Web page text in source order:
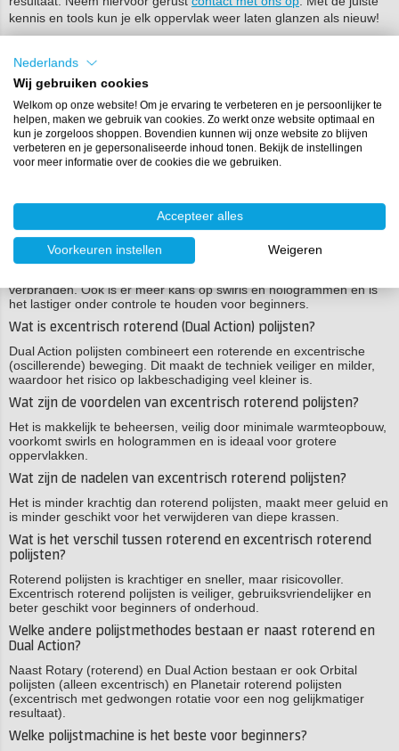
kennis en tools kun je elk oppervlak weer laten glanzen als nieuw!
Veelgestelde vragen
Wat is roterend polijsten?
Roterend polijsten betekent dat de polijstschijf uitsluitend om zijn
eigen as draait. Dit zorgt voor een krachtige polijstwerking
waarmee diepe krassen en oxidatie snel verwijderd worden.
maakt minder geluid dan excentrisch polijsten. Het geeft snel
resultaat bij grof polijsten.
Wat zijn de nadelen van roterend polijsten?
verbranden. Ook is er meer kans op swirls en hologrammen en is
het lastiger onder controle te houden voor beginners.
Wat is excentrisch roterend (Dual Action) polijsten?
Dual Action polijsten combineert een roterende en excentrische
(oscillerende) beweging. Dit maakt de techniek veiliger en milder,
waardoor het risico op lakbeschadiging veel kleiner is.
Wat zijn de voordelen van excentrisch roterend polijsten?
Het is makkelijk te beheersen, veilig door minimale warmteopbouw,
voorkomt swirls en hologrammen en is ideaal voor grotere
oppervlakken.
Wat zijn de nadelen van excentrisch roterend polijsten?
Het is minder krachtig dan roterend polijsten, maakt meer geluid en
is minder geschikt voor het verwijderen van diepe krassen.
Wat is het verschil tussen roterend en excentrisch roterend
polijsten?
Roterend polijsten is krachtiger en sneller, maar risicovoller.
Excentrisch roterend polijsten is veiliger, gebruiksvriendelijker en
beter geschikt voor beginners of onderhoud.
Welke andere polijstmethodes bestaan er naast roterend en
Dual Action?
Naast Rotary (roterend) en Dual Action bestaan er ook Orbital
polijsten (alleen excentrisch) en Planetair roterend polijsten
(excentrisch met gedwongen rotatie voor een nog gelijkmatiger
resultaat).
Welke polijstmachine is het beste voor beginners?
Nederlands
Wij gebruiken cookies
Welkom op onze website! Om je ervaring te verbeteren en je persoonlijker te
helpen, maken we gebruik van cookies. Zo werkt onze website optimaal en
kun je zorgeloos shoppen. Bovendien kunnen wij onze website zo blijven
verbeteren en je gepersonaliseerde inhoud tonen. Bekijk de instellingen
voor meer informatie over de cookies die we gebruiken.
Accepteer alles
Voorkeuren instellen Weigeren